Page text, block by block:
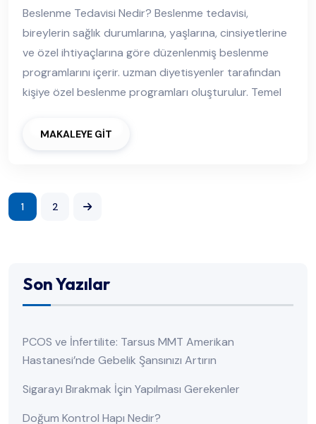
Beslenme Tedavisi Nedir? Beslenme tedavisi,
bireylerin sağlık durumlarına, yaşlarına, cinsiyetlerine
ve özel ihtiyaçlarına göre düzenlenmiş beslenme
programlarını içerir. uzman diyetisyenler tarafından
kişiye özel beslenme programları oluşturulur. Temel
MAKALEYE GİT
1 2
Son Yazılar
PCOS ve İnfertilite: Tarsus MMT Amerikan
Hastanesi’nde Gebelik Şansınızı Artırın
Sigarayı Bırakmak İçin Yapılması Gerekenler
Doğum Kontrol Hapı Nedir?